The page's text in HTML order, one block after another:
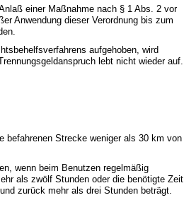
einer Maßnahme nach § 1 Abs. 2 vor
Anwendung dieser Verordnung bis zum
aufgehoben, wird
lebt nicht wieder auf.
befahrenen Strecke weniger als 30 km von
wenn beim Benutzen regelmäßig
als zwölf Stunden oder die benötigte Zeit
zurück mehr als drei Stunden beträgt.